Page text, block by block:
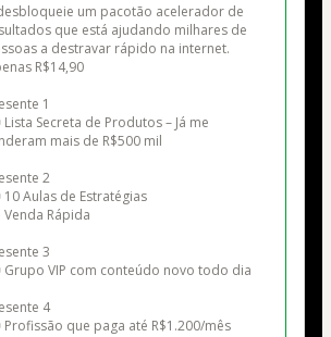
um pacotão acelerador de
que está ajudando milhares de
a destravar rápido na internet.
R$14,90
1
mais de R$500 mil
2
Venda Rápida
3
4